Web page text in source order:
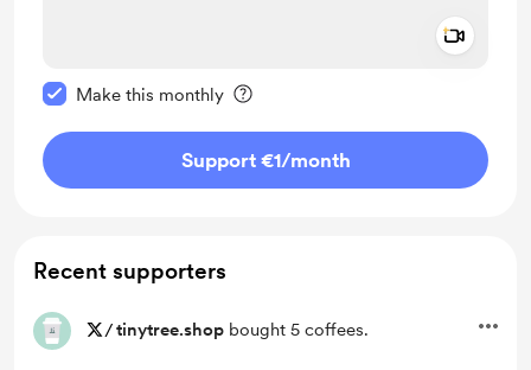
Make this monthly
Support €1/month
Recent supporters
/tinytree.shop bought 5 coffees.